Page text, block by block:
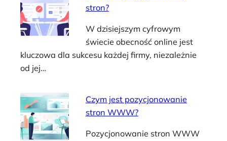
stron?
W dzisiejszym cyfrowym
świecie obecność online jest
kluczowa dla sukcesu każdej firmy, niezależnie
od jej…
Czym jest pozycjonowanie
stron WWW?
Pozycjonowanie stron WWW